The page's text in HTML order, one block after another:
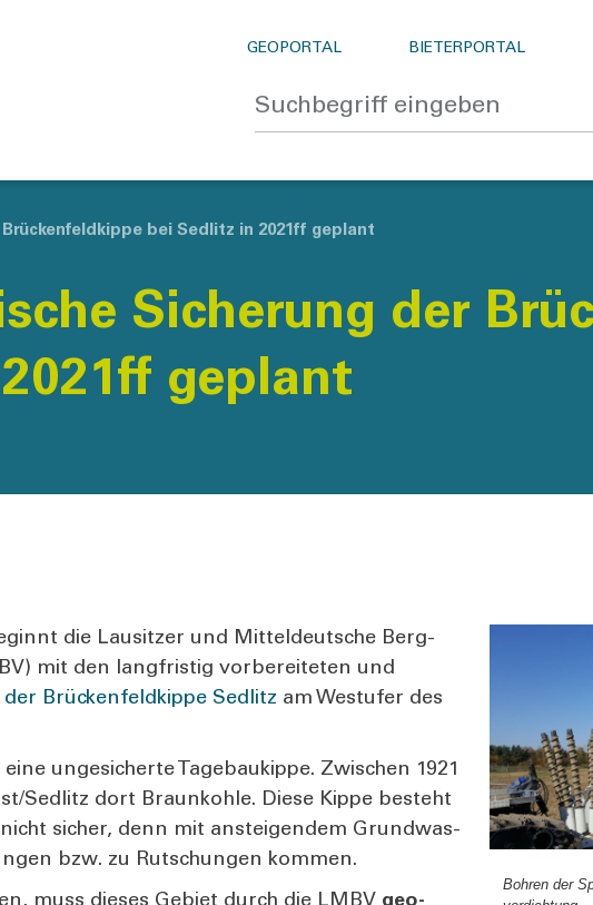
GEOPORTAL BIETERPORTAL
bei Sedlitz in 2021ff geplant
Sicherung der
geplant
die Lau­sit­zer und Mit­tel­deut­sche Berg­
mit den lang­fris­tig vor­be­rei­te­ten und
Brü­cken­feld­kip­pe Sedlitz am West­ufer des
eine unge­si­cher­te Tage­bau­kip­pe. Zwi­schen 1921
­Sedlitz dort Braun­koh­le. Die­se Kip­pe besteht
sicher, denn mit anstei­gen­dem Grund­was­
bzw. zu Rut­schun­gen kom­men.
Boh­ren der